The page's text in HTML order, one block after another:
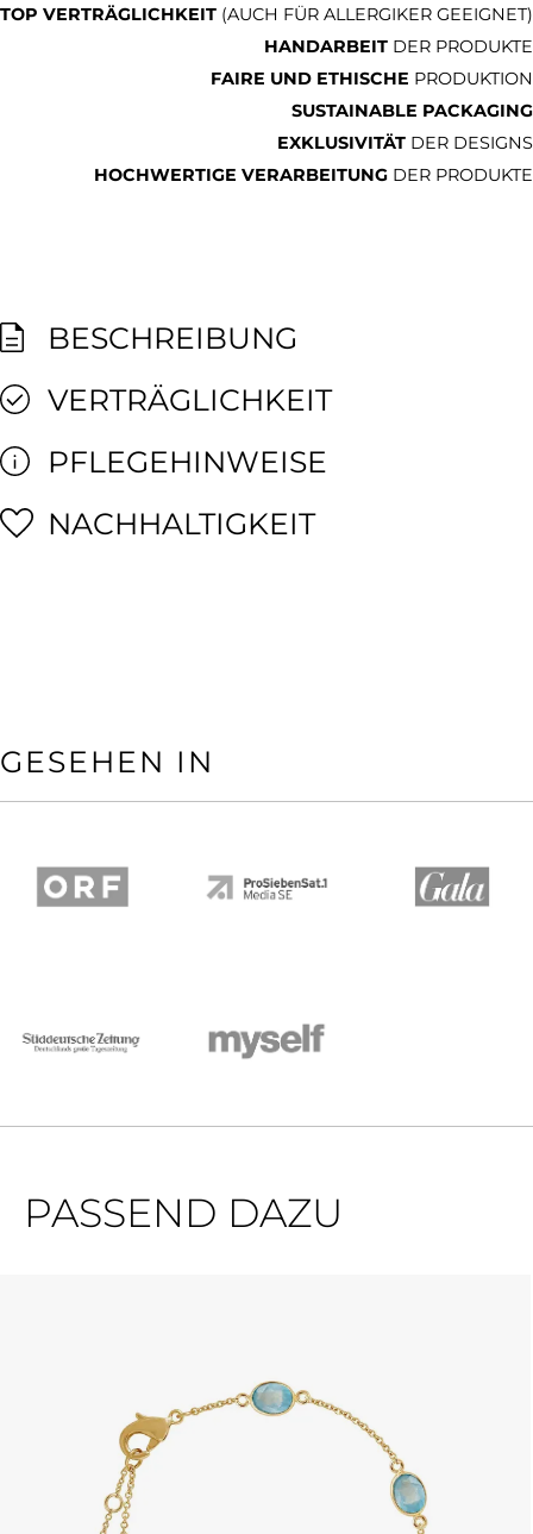
TOP VERTRÄGLICHKEIT (AUCH FÜR ALLERGIKER GEEIGNET)
HANDARBEIT DER PRODUKTE
FAIRE UND ETHISCHE PRODUKTION
SUSTAINABLE PACKAGING
EXKLUSIVITÄT DER DESIGNS
HOCHWERTIGE VERARBEITUNG DER PRODUKTE
BESCHREIBUNG
VERTRÄGLICHKEIT
PFLEGEHINWEISE
NACHHALTIGKEIT
GESEHEN IN
PASSEND DAZU